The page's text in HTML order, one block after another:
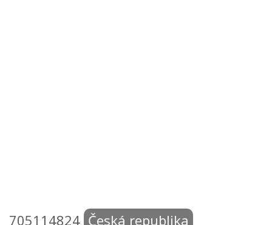
705114824 Česká republika